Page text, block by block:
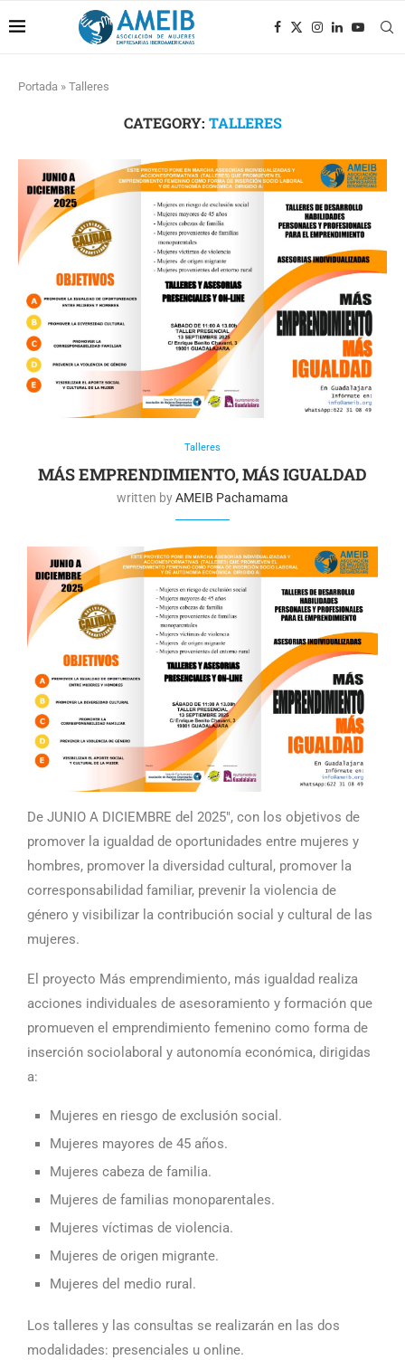
Portada » Talleres
CATEGORY: TALLERES
Talleres
MÁS EMPRENDIMIENTO, MÁS IGUALDAD
written byAMEIB Pachamama
De JUNIO A DICIEMBRE del 2025″, con los objetivos de
promover la igualdad de oportunidades entre mujeres y
hombres, promover la diversidad cultural, promover la
corresponsabilidad familiar, prevenir la violencia de
género y visibilizar la contribución social y cultural de las
mujeres.
El proyecto Más emprendimiento, más igualdad realiza
acciones individuales de asesoramiento y formación que
promueven el emprendimiento femenino como forma de
inserción sociolaboral y autonomía económica, dirigidas
a:
Mujeres en riesgo de exclusión social.
Mujeres mayores de 45 años.
Mujeres cabeza de familia.
Mujeres de familias monoparentales.
Mujeres víctimas de violencia.
Mujeres de origen migrante.
Mujeres del medio rural.
Los talleres y las consultas se realizarán en las dos
modalidades: presenciales u online.